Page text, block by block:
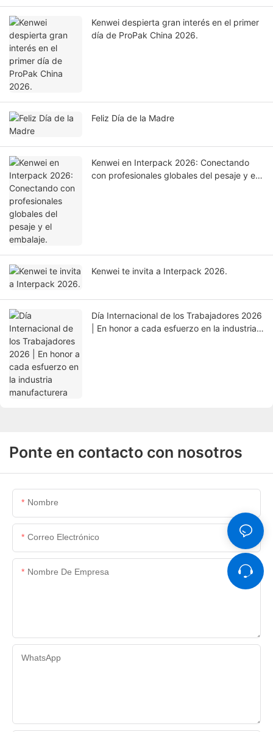
Kenwei despierta gran interés en el primer
día de ProPak China 2026.
Feliz Día de la Madre
Kenwei en Interpack 2026: Conectando
con profesionales globales del pesaje y el
Kenwei te invita a Interpack 2026.
Día Internacional de los Trabajadores 2026
| En honor a cada esfuerzo en la industria
Ponte en contacto con nosotros
Nombre
Correo Electrónico
Nombre De Empresa
WhatsApp